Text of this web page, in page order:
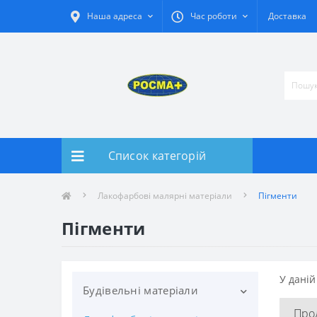
Наша адреса Час роботи Доставка
Список категорій
Лакофарбові малярні матеріали Пігменти
Пігменти
Будівельні матеріали
У даній